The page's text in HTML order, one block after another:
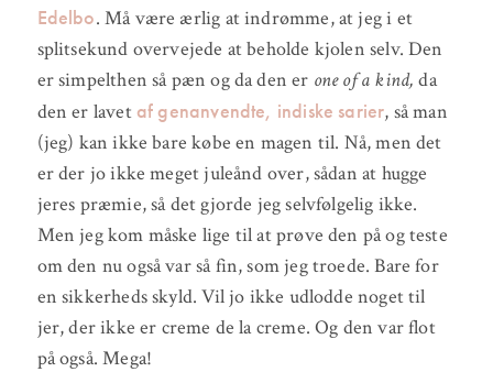
Edelbo. Må være ærlig at indrømme, at jeg i et
splitsekund overvejede at beholde kjolen selv. Den
er simpelthen så pæn og da den er one of a kind, da
den er lavet af genanvendte, indiske sarier, så man
(jeg) kan ikke bare købe en magen til. Nå, men det
er der jo ikke meget juleånd over, sådan at hugge
jeres præmie, så det gjorde jeg selvfølgelig ikke.
Men jeg kom måske lige til at prøve den på og teste
om den nu også var så fin, som jeg troede. Bare for
en sikkerheds skyld. Vil jo ikke udlodde noget til
jer, der ikke er creme de la creme. Og den var flot
på også. Mega!